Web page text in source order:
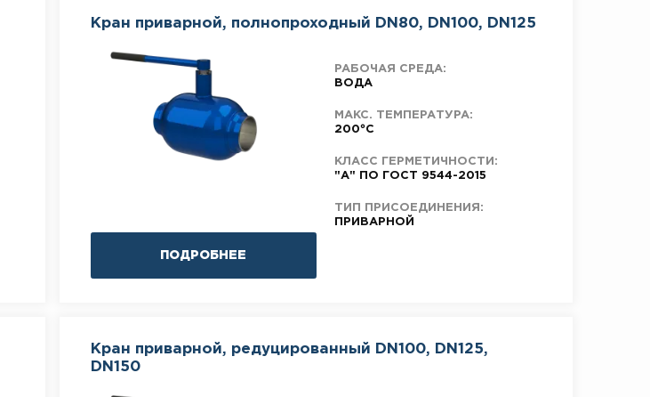
Кран приварной, полнопроходный DN80, DN100, DN125
ПОДРОБНЕЕ
РАБОЧАЯ СРЕДА:
ВОДА
МАКС. ТЕМПЕРАТУРА:
200°C
КЛАСС ГЕРМЕТИЧНОСТИ:
"А" ПО ГОСТ 9544-2015
ТИП ПРИСОЕДИНЕНИЯ:
ПРИВАРНОЙ
Кран приварной, редуцированный DN100, DN125,
DN150